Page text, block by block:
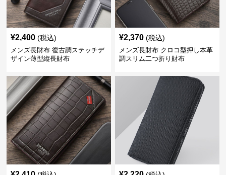
¥2,400 (税込)
メンズ長財布 復古調ステッチデ
ザイン薄型縦長財布
¥2,370 (税込)
メンズ長財布 クロコ型押し本革
調スリム二つ折り財布